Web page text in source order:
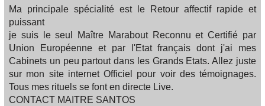
Ma principale spécialité est le Retour affectif rapide et
puissant
je suis le seul Maître Marabout Reconnu et Certifié par
Union Européenne et par l'Etat français dont j'ai mes
Cabinets un peu partout dans les Grands Etats. Allez juste
sur mon site internet Officiel pour voir des témoignages.
Tous mes rituels se font en directe Live.
CONTACT MAITRE SANTOS